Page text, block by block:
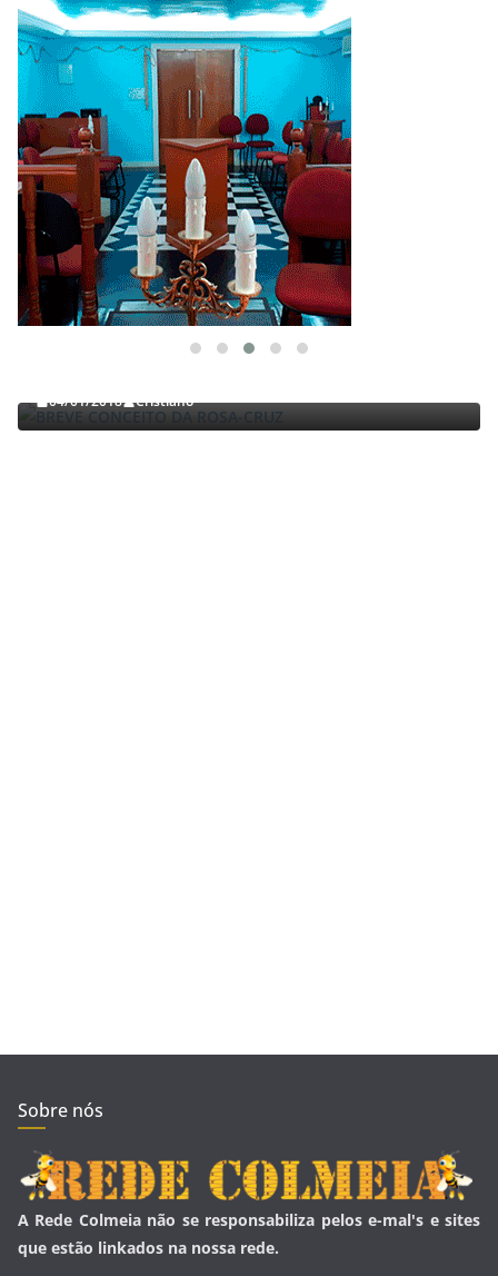
TRABALHOS GERALDO LUCENA
04/01/2018 Cristiano
Sobre nós
A Rede Colmeia não se responsabiliza pelos e-mal's e sites
que estão linkados na nossa rede.